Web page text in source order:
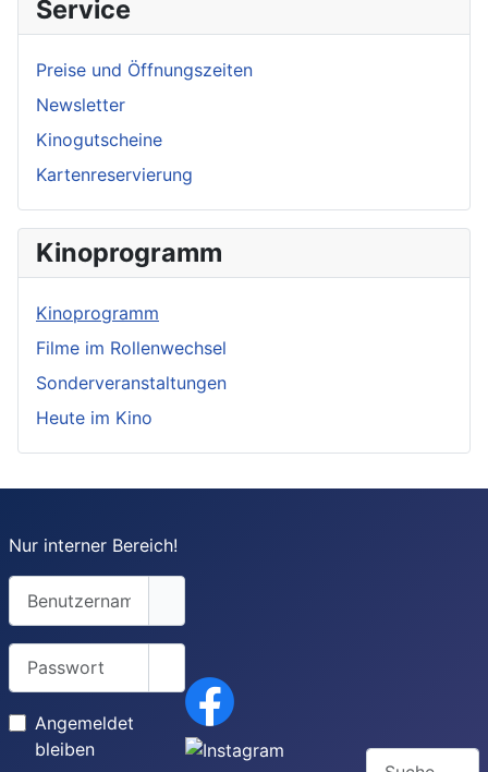
Service
Preise und Öffnungszeiten
Newsletter
Kinogutscheine
Kartenreservierung
Kinoprogramm
Kinoprogramm
Filme im Rollenwechsel
Sonderveranstaltungen
Heute im Kino
Nur interner Bereich!
Passwort
Passwort anzeigen
Angemeldet
bleiben
Suchen